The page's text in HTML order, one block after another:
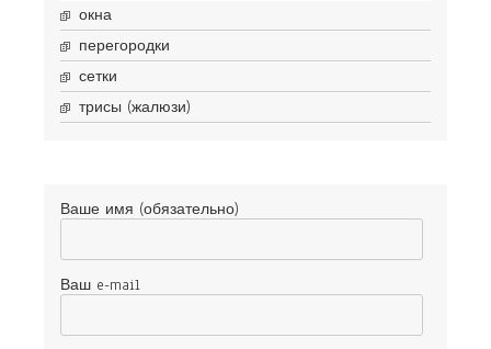
окна
перегородки
сетки
трисы (жалюзи)
Ваше имя (обязательно)
Ваш e-mail